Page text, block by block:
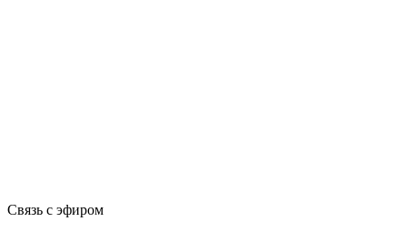
Связь с эфиром